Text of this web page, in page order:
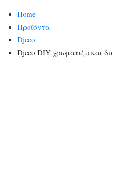
Home
Προϊόντα
Djeco
Djeco DIY χρωματιζω και